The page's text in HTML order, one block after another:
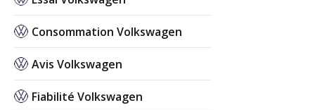
Consommation Volkswagen
Avis Volkswagen
Fiabilité Volkswagen